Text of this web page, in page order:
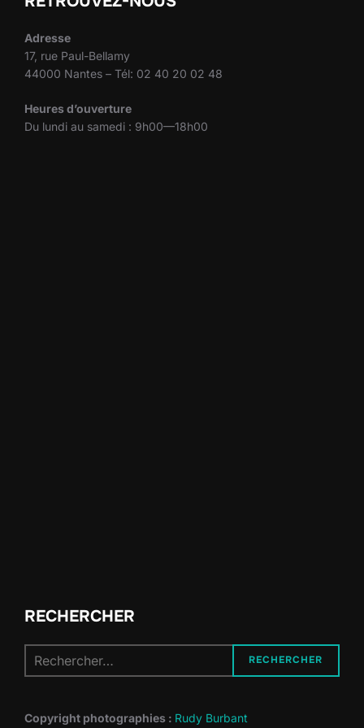
Adresse
17, rue Paul-Bellamy
44000 Nantes – Tél: 02 40 20 02 48
Heures d’ouverture
Du lundi au samedi : 9h00—18h00
RECHERCHER
pour :
RECHERCHER
Copyright photographies : Rudy Burbant